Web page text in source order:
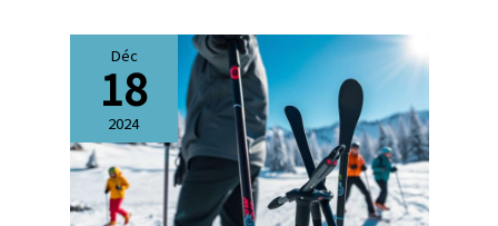
décontracté. C'est un
excellent ajout à votre garde-
robe. 【Différentes
Occasions】Que ce soit pour
un usage quotidien, pour
adopter un style streetwear,
pour pratiquer des activités
de plein air, pour faire du
shopping, pour sortir en
Déc
18
2024